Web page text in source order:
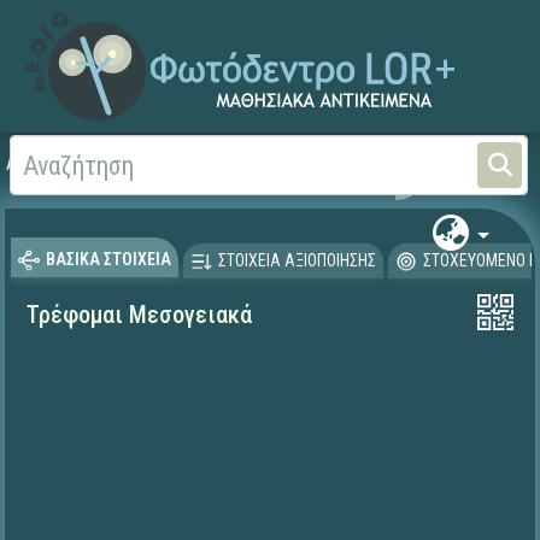
Αρχική Μαθητικές Δημιουργίες
ΒΑΣΙΚΑ ΣΤΟΙΧΕΙΑ ΣΤΟΙΧΕΙΑ ΑΞΙΟΠΟΙΗΣΗΣ ΣΤΟΧΕΥΟΜΕΝΟ
Τρέφομαι Μεσογειακά